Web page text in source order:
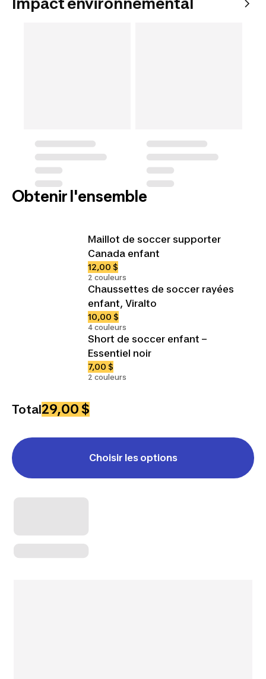
Obtenir l'ensemble
Maillot de soccer supporter
Canada enfant
12,00 $
2 couleurs
Chaussettes de soccer rayées
enfant, Viralto
10,00 $
4 couleurs
Short de soccer enfant –
Essentiel noir
7,00 $
2 couleurs
Total29,00 $
Choisir les options